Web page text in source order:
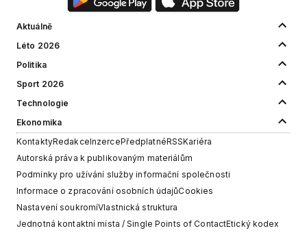
Aktuálně
Léto 2026
Politika
Sport 2026
Technologie
Ekonomika
KontaktyRedakceInzercePředplatnéRSSKariéra
Autorská práva k publikovaným materiálům
Podmínky pro užívání služby informační společnosti
Informace o zpracování osobních údajůCookies
Nastavení soukromíVlastnická struktura
Jednotná kontaktní místa / Single Points of ContactEtický kodex